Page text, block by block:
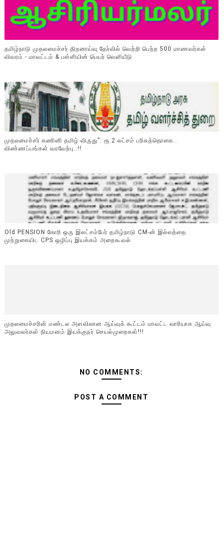
தமிழ்நாடு முதலமைச்சர் திறனாய்வு தேர்வில் வெற்றி பெற்ற 500 மாணவர்கள்
விவரம் - மாவட்டம் & பள்ளியின் பெயர் வெளியீடு
முதலமைச்சர் கணினி தமிழ் விருது”: ரூ.2 லட்சம் பரிசுத்தொகை..
விண்ணப்பங்கள் வரவேற்பு..!!
Old PENSION கோரி ஒரு இலட்சம்பேர் தமிழ்நாடு CM-ன் இல்லத்தை
முற்றுகையிட CPS ஒழிப்பு இயக்கம் அறைகூவல்
முதலமைச்சரின் மண்டல அளவிலான ஆய்வுக் கூட்டம் மாவட்ட வாரியாக ஆய்வு
அலுவலர்கள் நியமனம் இயக்குநர் செயல்முறைகள்!!!
NO COMMENTS:
POST A COMMENT